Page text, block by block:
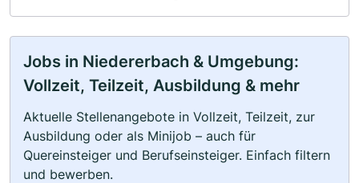
Jobs in Niedererbach & Umgebung:
Vollzeit, Teilzeit, Ausbildung & mehr
Aktuelle Stellenangebote in Vollzeit, Teilzeit, zur
Ausbildung oder als Minijob – auch für
Quereinsteiger und Berufseinsteiger. Einfach filtern
und bewerben.